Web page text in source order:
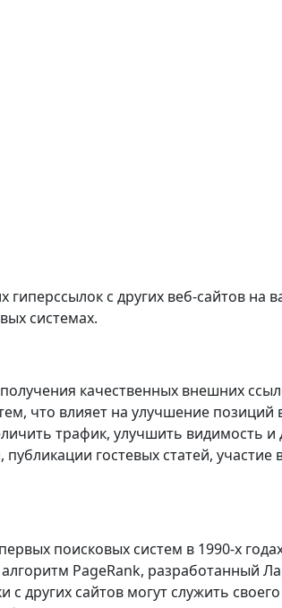
с других веб-сайтов
системах.
качественных внешних
что влияет на улучшение позиций
трафик, улучшить видимость
гостевых статей,
поисковых систем в 1990-х
PageRank, разработанный
других сайтов могут служить